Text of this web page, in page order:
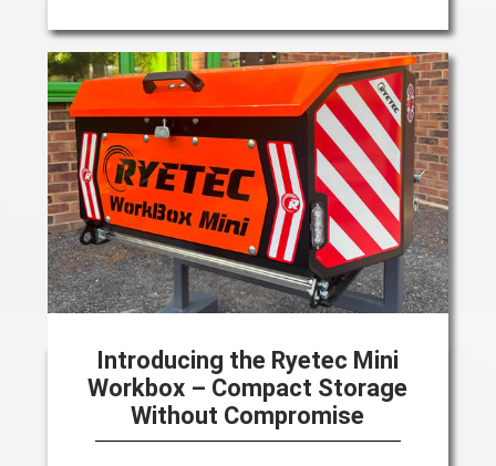
Introducing the Ryetec Mini
Workbox – Compact Storage
Without Compromise